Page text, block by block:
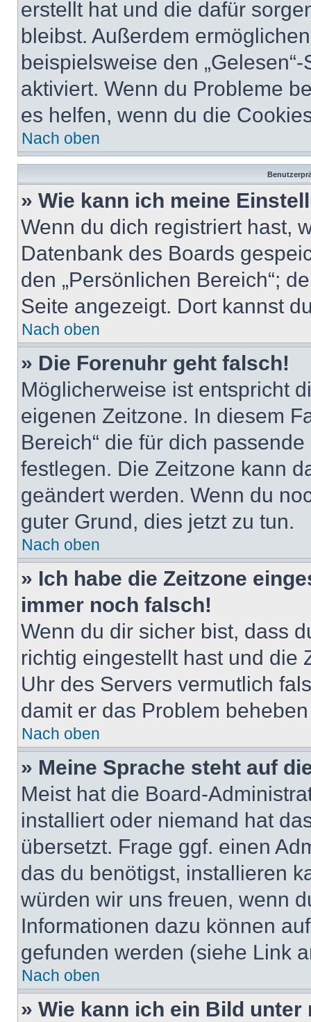
erstellt hat und die dafür
bleibst. Außerdem
beispielsweise den
aktiviert. Wenn du Probleme
es helfen, wenn du die
Nach oben
» Wie kann ich meine
Wenn du dich registriert hast,
Datenbank des Boards
den „Persönlichen Bereich“;
Seite angezeigt. Dort kannst
Nach oben
» Die Forenuhr geht falsch!
Möglicherweise ist entspricht
eigenen Zeitzone. In diesem
Bereich“ die für dich
festlegen. Die Zeitzone kann
geändert werden. Wenn du
guter Grund, dies jetzt zu tun.
Nach oben
» Ich habe die Zeitzone
immer noch falsch!
Wenn du dir sicher bist, dass
richtig eingestellt hast und die
Uhr des Servers vermutlich
damit er das Problem
Nach oben
» Meine Sprache steht auf
Meist hat die Board-
installiert oder niemand hat
übersetzt. Frage ggf. einen
das du benötigst, installieren
würden wir uns freuen, wenn
Informationen dazu können
gefunden werden (siehe Link
Nach oben
» Wie kann ich ein Bild